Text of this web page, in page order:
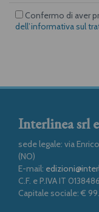
Confermo di aver
dell’informativa sul
Interlinea srl
sede legale: via
(NO)
E-mail:
C.F. e P.IVA IT
Capitale sociale: €